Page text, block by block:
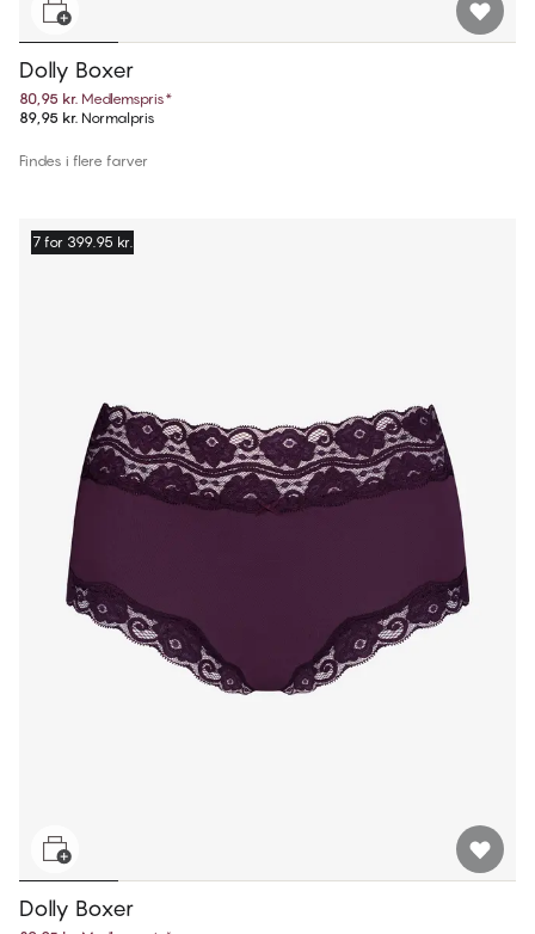
Dolly Boxer
80,95 kr. Medlemspris*
89,95 kr. Normalpris
Findes i flere farver
7 for 399.95 kr.
Dolly Boxer